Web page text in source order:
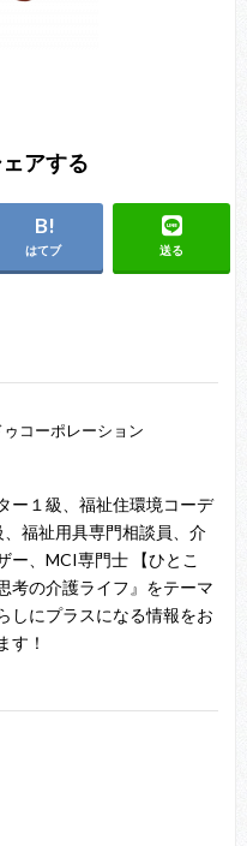
アする
はてブ 送る
コーポレーション
ー１級、福祉住環境コーデ
、福祉用具専門相談員、介
ー、MCI専門士 【ひとこ
考の介護ライフ』をテーマ
しにプラスになる情報をお
す！